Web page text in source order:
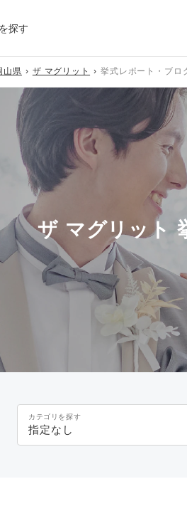
探す
山県 ザ マグリット 挙式レポート・ブロ
ザ マグリット
カテゴリを探す
指定なし